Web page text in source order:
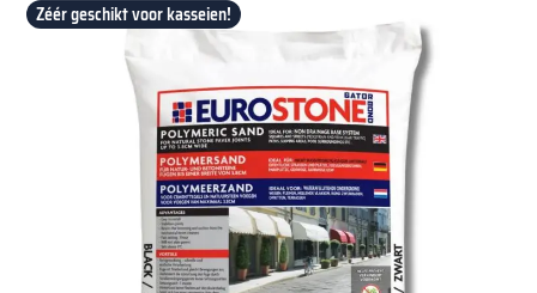
Zéér geschikt voor kasseien!